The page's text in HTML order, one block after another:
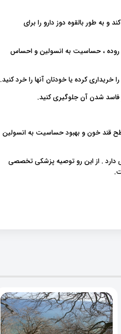
به طور بالقوه دوز دارو را برای
روده ، حساسیت به انسولین و احساس
کرده یا خودتان آنها را خرد کنید.
فاسد شدن آن جلوگیری کنید.
قند خون و بهبود حساسیت به انسولین
دارد . از این رو توصیه پزشکی تخصصی